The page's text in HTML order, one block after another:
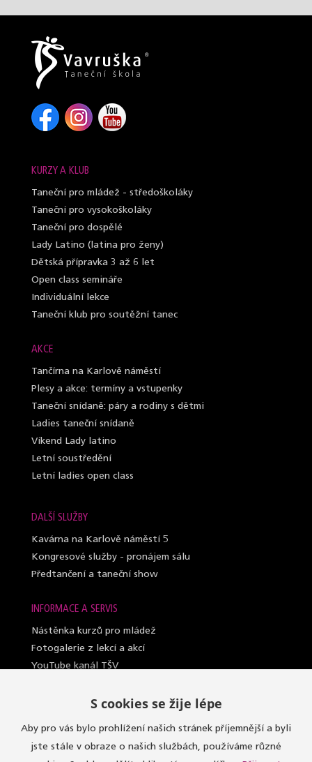
KURZY A KLUB
Taneční pro mládež - středoškoláky
Taneční pro vysokoškoláky
Taneční pro dospělé
Lady Latino (latina pro ženy)
Dětská přípravka 3 až 6 let
Open class semináře
Individuální lekce
Taneční klub pro soutěžní tanec
AKCE
Tančírna na Karlově náměstí
Plesy a akce: termíny a vstupenky
Taneční snídaně: páry a rodiny s dětmi
Ladies taneční snídaně
Víkend Lady latino
Letní soustředění
Letní ladies open class
DALŠÍ SLUŽBY
Kavárna na Karlově náměstí 5
Kongresové služby - pronájem sálu
Předtančení a taneční show
INFORMACE A SERVIS
Nástěnka kurzů pro mládež
Fotogalerie z lekcí a akcí
YouTube kanál TŠV
Nahrazování lekcí (dospělí a lady)
Sály, kde učíme
Oblečení do kurzů
S cookies se žije lépe
Aby pro vás bylo prohlížení našich stránek příjemnější a byli
jste stále v obraze o našich službách, používáme různé